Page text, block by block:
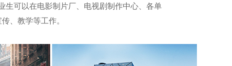
生可以在电影制片厂、电视剧制作中心、各单
、教学等工作。